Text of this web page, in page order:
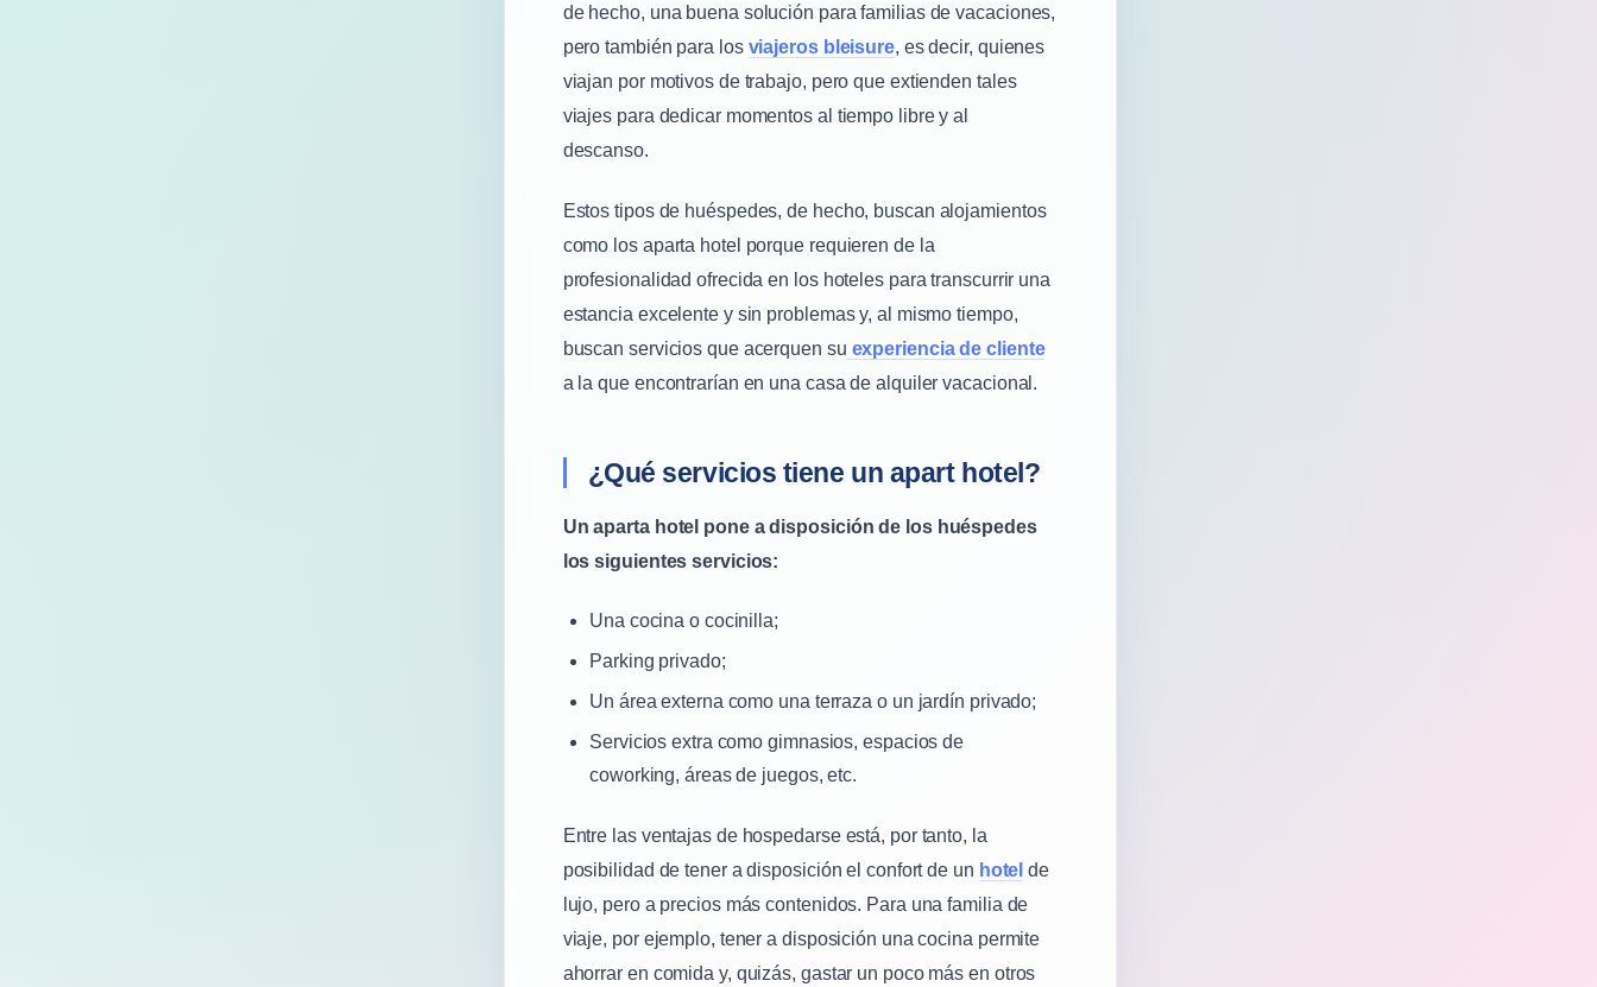
de hecho, una buena solución para familias de vacaciones,
pero también para los viajeros bleisure, es decir, quienes
viajan por motivos de trabajo, pero que extienden tales
viajes para dedicar momentos al tiempo libre y al
descanso.
Estos tipos de huéspedes, de hecho, buscan alojamientos
como los aparta hotel porque requieren de la
profesionalidad ofrecida en los hoteles para transcurrir una
estancia excelente y sin problemas y, al mismo tiempo,
buscan servicios que acerquen su experiencia de cliente
a la que encontrarían en una casa de alquiler vacacional.
¿Qué servicios tiene un apart hotel?
Un aparta hotel pone a disposición de los huéspedes
los siguientes servicios:
Una cocina o cocinilla;
Parking privado;
Un área externa como una terraza o un jardín privado;
Servicios extra como gimnasios, espacios de
coworking, áreas de juegos, etc.
Entre las ventajas de hospedarse está, por tanto, la
posibilidad de tener a disposición el confort de un hotel de
lujo, pero a precios más contenidos. Para una familia de
viaje, por ejemplo, tener a disposición una cocina permite
ahorrar en comida y, quizás, gastar un poco más en otros